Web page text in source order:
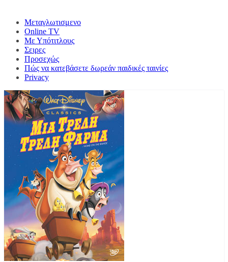
Μεταγλωτισμενο
Online TV
Με Υπότιτλους
Σειρες
Προσεχώς
Πώς να κατεβάσετε δωρεάν παιδικές ταινίες
Privacy